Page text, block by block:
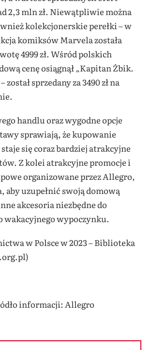
2,3 mln zł. Niewątpliwie można
kolekcjonerskie perełki – w
komiksów Marvela została
4999 zł. Wśród polskich
cenę osiągnął „Kapitan Żbik.
został sprzedany za 3490 zł na
handlu oraz wygodne opcje
sprawiają, że kupowanie
się coraz bardziej atrakcyjne
Z kolei atrakcyjne promocje i
organizowane przez Allegro,
aby uzupełnić swoją domową
akcesoria niezbędne do
wakacyjnego wypoczynku.
w Polsce w 2023 – Biblioteka
informacji: Allegro